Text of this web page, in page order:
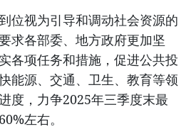
位视为引导和调动社会资源的
求各部委、地方政府更加坚
各项任务和措施，促进公共投
能源、交通、卫生、教育等领
度，力争2025年三季度末最
左右。